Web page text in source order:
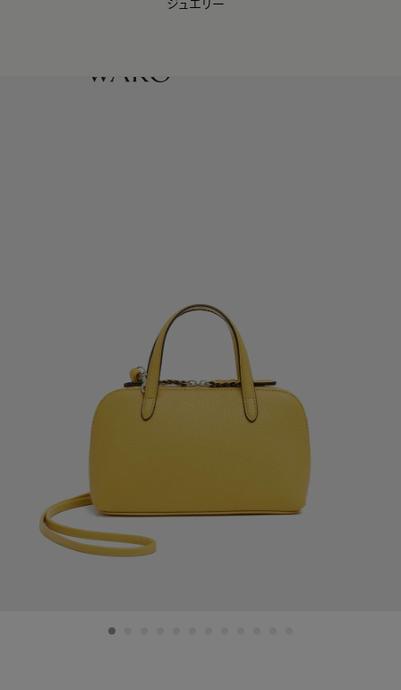
WAKO Membership Program連携はこちら
ジュエリー